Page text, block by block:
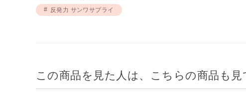
反発力 サンワサプライ
この商品を見た人は、こちらの商品も見